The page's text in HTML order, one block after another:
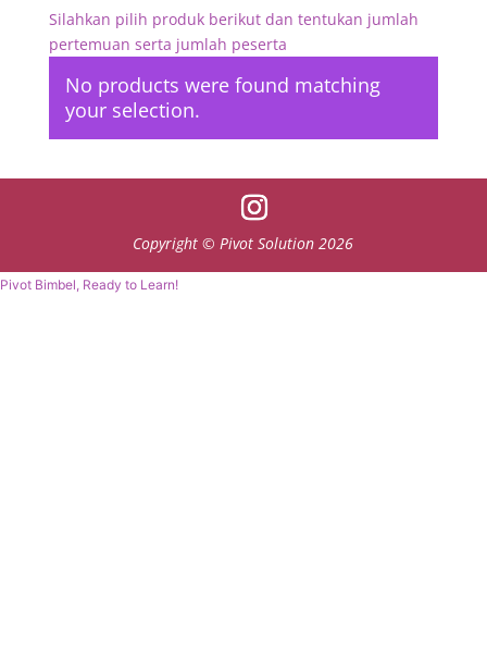
Silahkan pilih produk berikut dan tentukan jumlah
pertemuan serta jumlah peserta
No products were found matching
your selection.
Copyright © Pivot Solution 2026
Pivot Bimbel, Ready to Learn!